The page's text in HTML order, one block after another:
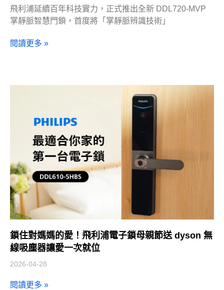
飛利浦延續百年科技實力，正式推出全新 DDL720-MVP
掌靜脈智慧門鎖，首度將「掌靜脈辨識技術」
閱讀更多 »
鎖住對媽媽的愛！飛利浦電子鎖母親節送 dyson 無
線吸塵器讓愛一次就位
2026-04-28
閱讀更多 »